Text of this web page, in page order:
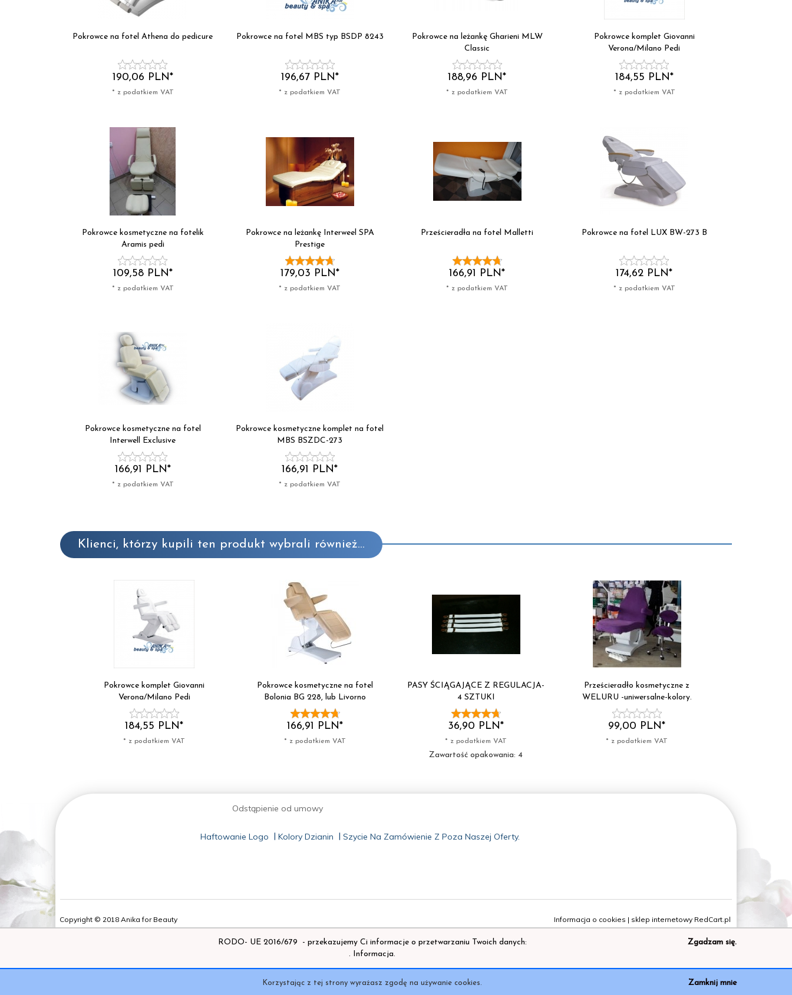
Pokrowce na fotel Athena do pedicure
190,06 PLN*
* z podatkiem VAT
Pokrowce na fotel MBS typ BSDP 8243
196,67 PLN*
* z podatkiem VAT
Pokrowce na leżankę Gharieni MLW
Classic
188,96 PLN*
* z podatkiem VAT
Pokrowce komplet Giovanni
Verona/Milano Pedi
184,55 PLN*
* z podatkiem VAT
Pokrowce kosmetyczne na fotelik
Aramis pedi
109,58 PLN*
* z podatkiem VAT
Pokrowce na leżankę Interweel SPA
Prestige
179,03 PLN*
* z podatkiem VAT
Prześcieradła na fotel Malletti
166,91 PLN*
* z podatkiem VAT
Pokrowce na fotel LUX BW-273 B
174,62 PLN*
* z podatkiem VAT
Pokrowce kosmetyczne na fotel
Interwell Exclusive
166,91 PLN*
* z podatkiem VAT
Pokrowce kosmetyczne komplet na fotel
MBS BSZDC-273
166,91 PLN*
* z podatkiem VAT
Klienci, którzy kupili ten produkt wybrali również...
Pokrowce komplet Giovanni
Verona/Milano Pedi
184,55 PLN*
* z podatkiem VAT
Pokrowce kosmetyczne na fotel
Bolonia BG 228, lub Livorno
166,91 PLN*
* z podatkiem VAT
PASY ŚCIĄGAJĄCE Z REGULACJA-
4 SZTUKI
36,90 PLN*
* z podatkiem VAT
Zawartość opakowania: 4
Prześcieradło kosmetyczne z
WELURU -uniwersalne-kolory.
99,00 PLN*
* z podatkiem VAT
Odstąpienie od umowy
Haftowanie Logo Kolory Dzianin Szycie Na Zamówienie Z Poza Naszej Oferty.
Copyright © 2018 Anika for Beauty Informacja o cookies | sklep internetowy RedCart.pl
RODO- UE 2016/679 - przekazujemy Ci informacje o przetwarzaniu Twoich danych:
.
Informacja.
Zgadzam się.
Korzystając z tej strony wyrażasz zgodę na używanie cookies. Zamknij mnie